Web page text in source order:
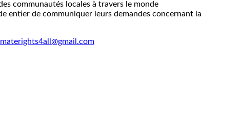
communautés locales à travers le monde
entier de communiquer leurs demandes concernant la